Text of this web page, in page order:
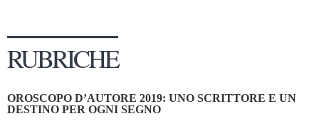
RUBRICHE
OROSCOPO D’AUTORE 2019: UNO SCRITTORE E UN
DESTINO PER OGNI SEGNO